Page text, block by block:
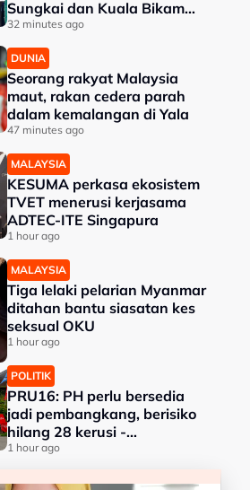
Sungkai dan Kuala Bikam
terima geran tanah
32 minutes ago
DUNIA
Seorang rakyat Malaysia
maut, rakan cedera parah
dalam kemalangan di Yala
47 minutes ago
MALAYSIA
KESUMA perkasa ekosistem
TVET menerusi kerjasama
ADTEC-ITE Singapura
1 hour ago
MALAYSIA
Tiga lelaki pelarian Myanmar
ditahan bantu siasatan kes
seksual OKU
1 hour ago
POLITIK
PRU16: PH perlu bersedia
jadi pembangkang, berisiko
hilang 28 kerusi -
Penganalisis
1 hour ago